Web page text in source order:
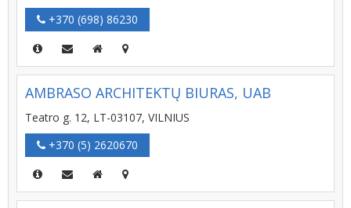
+370 (698) 86230
AMBRASO ARCHITEKTŲ BIURAS, UAB
Teatro g. 12, LT-03107, VILNIUS
+370 (5) 2620670